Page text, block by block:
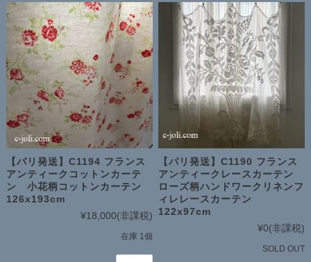
【パリ発送】C1194 フランス
アンティークコットンカーテ
ン 小花柄コットンカーテン
126x193cm
¥18,000(非課税)
在庫 1個
【パリ発送】C1190 フランス
アンティークレースカーテン
ローズ柄ハンドワークリネンフ
ィレレースカーテン
122x97cm
¥0(非課税)
SOLD OUT